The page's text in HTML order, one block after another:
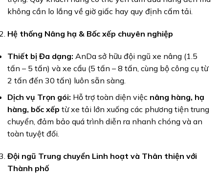
không cần lo lắng về giờ giấc hay quy định cấm tải.
Hệ thống Nâng hạ & Bốc xếp chuyên nghiệp
Thiết bị Đa dạng: AnDa sở hữu đội ngũ xe nâng (1.5
tấn – 5 tấn) và xe cẩu (5 tấn – 8 tấn, cùng bộ công cụ từ
2 tấn đến 30 tấn) luôn sẵn sàng.
Dịch vụ Trọn gói: Hỗ trợ toàn diện việc nâng hàng, hạ
hàng, bốc xếp từ xe tải lớn xuống các phương tiện trung
chuyển, đảm bảo quá trình diễn ra nhanh chóng và an
toàn tuyệt đối.
Đội ngũ Trung chuyển Linh hoạt và Thân thiện với
Thành phố